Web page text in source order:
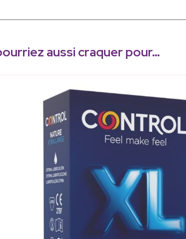
aussi craquer pour…